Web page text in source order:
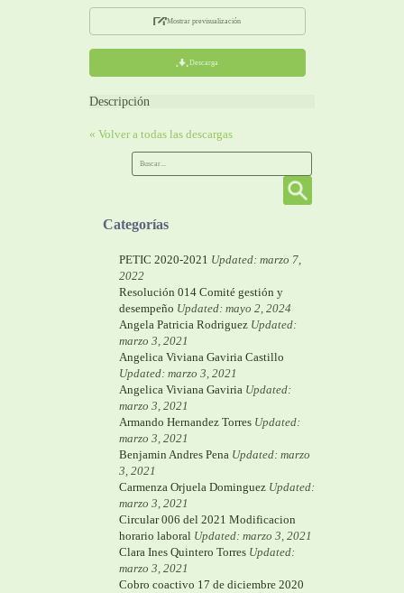
Mostrar previsualización
Descarga
Descripción
« Volver a todas las descargas
Categorías
PETIC 2020-2021 Updated: marzo 7,
2022
Resolución 014 Comité gestión y
desempeño Updated: mayo 2, 2024
Angela Patricia Rodriguez Updated:
marzo 3, 2021
Angelica Viviana Gaviria Castillo
Updated: marzo 3, 2021
Angelica Viviana Gaviria Updated:
marzo 3, 2021
Armando Hernandez Torres Updated:
marzo 3, 2021
Benjamin Andres Pena Updated: marzo
3, 2021
Carmenza Orjuela Dominguez Updated:
marzo 3, 2021
Circular 006 del 2021 Modificacion
horario laboral Updated: marzo 3, 2021
Clara Ines Quintero Torres Updated:
marzo 3, 2021
Cobro coactivo 17 de diciembre 2020